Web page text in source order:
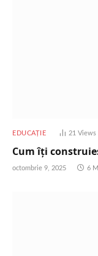
EDUCAȚIE 21Views
Cum îți
octombrie 9, 2025 6